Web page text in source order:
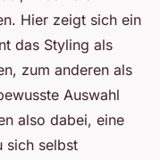
Hier zeigt sich ein
das Styling als
zum anderen als
Auswahl
also dabei, eine
sich selbst